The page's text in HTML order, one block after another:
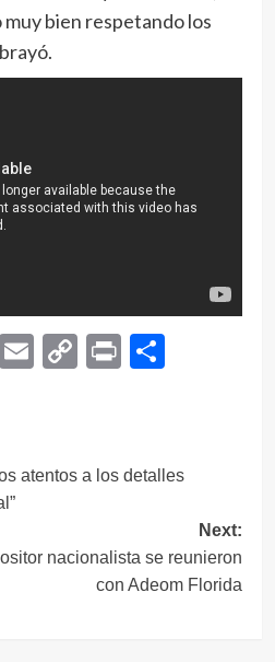
bien respetando los
EmailCopy
Print
atentos a los detalles
Next:
nacionalista se reunieron
con Adeom Florida